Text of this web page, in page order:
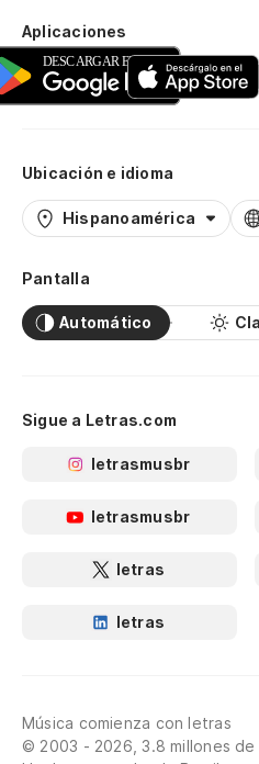
Aplicaciones
Ubicación e idioma
Hispanoamérica
Pantalla
Automático
Sigue a Letras.com
letrasmusbr
letrasmusbr
letras
letras
Música comienza con letras
© 2003 - 2026, 3.8 millones de